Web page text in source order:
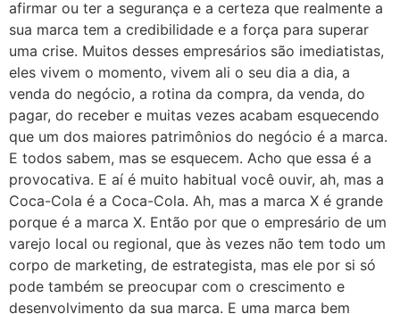
afirmar ou ter a segurança e a certeza que realmente a
sua marca tem a credibilidade e a força para superar
uma crise. Muitos desses empresários são imediatistas,
eles vivem o momento, vivem ali o seu dia a dia, a
venda do negócio, a rotina da compra, da venda, do
pagar, do receber e muitas vezes acabam esquecendo
que um dos maiores patrimônios do negócio é a marca.
E todos sabem, mas se esquecem. Acho que essa é a
provocativa. E aí é muito habitual você ouvir, ah, mas a
Coca-Cola é a Coca-Cola. Ah, mas a marca X é grande
porque é a marca X. Então por que o empresário de um
varejo local ou regional, que às vezes não tem todo um
corpo de marketing, de estrategista, mas ele por si só
pode também se preocupar com o crescimento e
desenvolvimento da sua marca. E uma marca bem